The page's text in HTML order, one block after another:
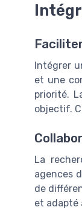
Intégrer
et une
priorité.
objectif.
La
agences
de
et adapté